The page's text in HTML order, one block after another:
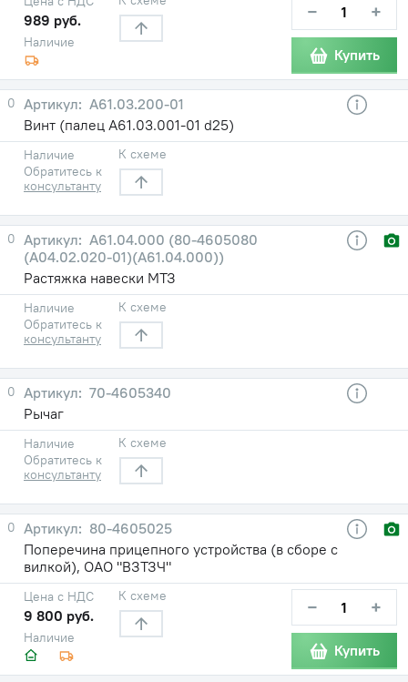
Наличие
989 руб. − +
Купить
0
А61.03.200-01
Винт (палец А61.03.001-01 d25)
Наличие
Обратитесь к
консультанту
К схеме
0
А61.04.000 (80-4605080
(А04.02.020-01)(А61.04.000))
Растяжка навески МТЗ
Наличие
Обратитесь к
консультанту
К схеме
0
70-4605340
Рычаг
Наличие
Обратитесь к
консультанту
К схеме
0
80-4605025
Поперечина прицепного устройства (в сборе с
вилкой), ОАО "ВЗТЗЧ"
Наличие
Цена с НДС
9 800 руб.
К схеме − +
Купить